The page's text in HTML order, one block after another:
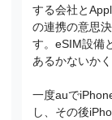
する会社と
の連携の意思
す。eSIM設備
あるかないか
一度auで
し、その後